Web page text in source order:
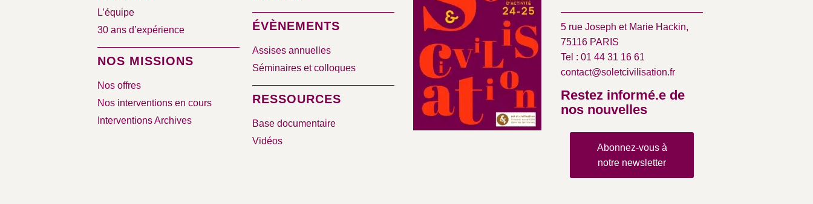
L’équipe
30 ans d’expérience
NOS MISSIONS
Nos offres
Nos interventions en cours
Interventions Archives
ÉVÈNEMENTS
Assises annuelles
Séminaires et colloques
RESSOURCES
Base documentaire
Vidéos
5 rue Joseph et Marie Hackin,
75116 PARIS
Tel : 01 44 31 16 61
contact@soletcivilisation.fr
Restez informé.e de
nos nouvelles
Abonnez-vous à
notre newsletter